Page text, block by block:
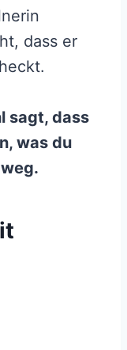
dass er
sagt, dass
was du